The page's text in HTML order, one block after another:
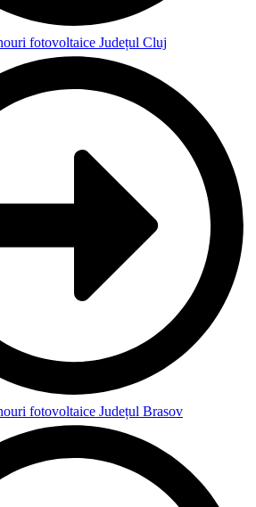
fotovoltaice Județul Cluj
fotovoltaice Județul Brasov